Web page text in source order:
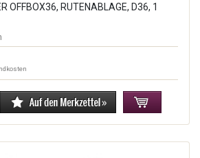
OFFBOX36, RUTENABLAGE, D36, 1